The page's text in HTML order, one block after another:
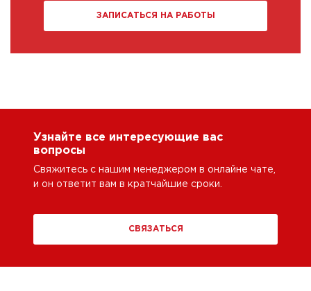
ЗАПИСАТЬСЯ НА РАБОТЫ
Узнайте все интересующие вас
вопросы
Свяжитесь с нашим менеджером в онлайне чате,
и он ответит вам в кратчайшие сроки.
СВЯЗАТЬСЯ